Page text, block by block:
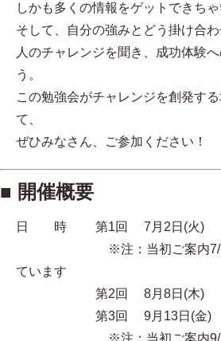
しかも多くの情報をゲットできちゃ
そして、自分の強みとどう掛け合わ
人のチャレンジを聞き、成功体験
う。
この勉強会がチャレンジを創発す
て、
ぜひみなさん、ご参加ください！
■ 開催概要
日 時 第1回 7月2日(火)
※注：当初ご案内7/11(木
ています
第2回 8月8日(木)
第3回 9月13日(金)
※注：当初ご案内9/5(木)